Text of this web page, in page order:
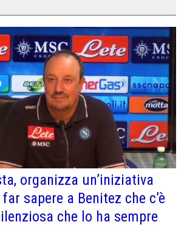
organizza un’iniziativa
sapere a Benitez che c’è
che lo ha sempre